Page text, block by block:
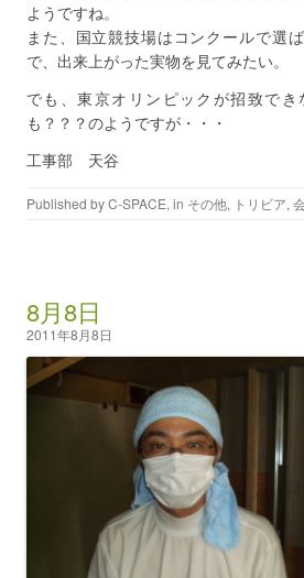
ようですね。
また、国立競技場はコンクールで選
で、出来上がった実物を見てみたい。
でも、東京オリンピックが招致で
も？？？のようですが・・・
工事部 天谷
Published byC-SPACE, in その他, トリビア,
8月8日
2011年8月8日